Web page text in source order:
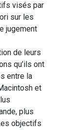
visés par
sur les
jugement
de leurs
qu’ils ont
entre la
et
plus
objectifs